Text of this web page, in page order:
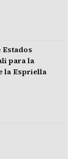
Estados
para la
la Espriella